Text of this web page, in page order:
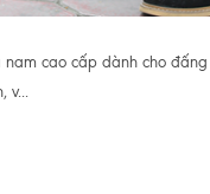
cao cấp dành cho
v...